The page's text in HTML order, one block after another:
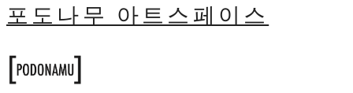
포도나무 아트스페이스